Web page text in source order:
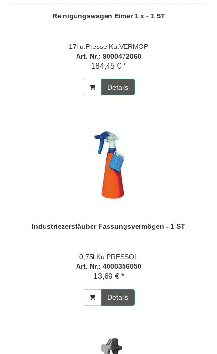
Reinigungswagen Eimer 1 x - 1 ST
17l u.Presse Ku.VERMOP
Art. Nr.: 9000472060
184,45 € *
Details
Industriezerstäuber Fassungsvermögen - 1 ST
0,75l Ku.PRESSOL
Art. Nr.: 4000356050
13,69 € *
Details